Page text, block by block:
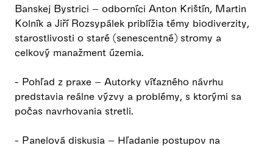
Banskej Bystrici – odborníci Anton Krištín, Martin
Kolník a Jiří Rozsypálek priblížia témy biodiverzity,
starostlivosti o staré (senescentné) stromy a
celkový manažment územia.
- Pohľad z praxe – Autorky víťazného návrhu
predstavia reálne výzvy a problémy, s ktorými sa
počas navrhovania stretli.
- Panelová diskusia – Hľadanie postupov na